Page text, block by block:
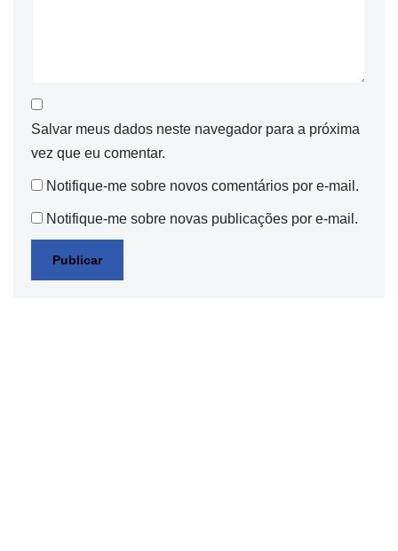
Salvar meus dados neste navegador para a próxima
vez que eu comentar.
Notifique-me sobre novos comentários por e-mail.
Notifique-me sobre novas publicações por e-mail.